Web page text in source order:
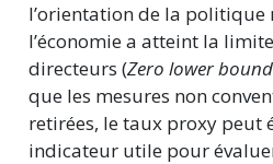
l’orientation de la
l’économie a atteint la
directeurs (Zero lower bound
que les mesures non
retirées, le taux proxy peut
indicateur utile pour